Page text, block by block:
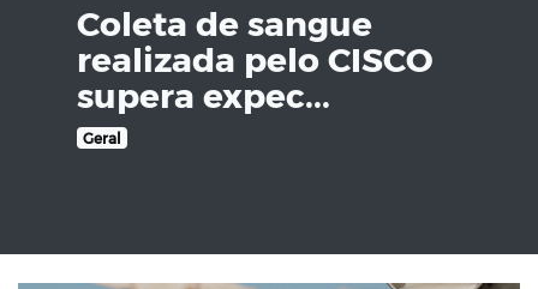
Coleta de sangue
realizada pelo CISCO
supera expec...
Geral